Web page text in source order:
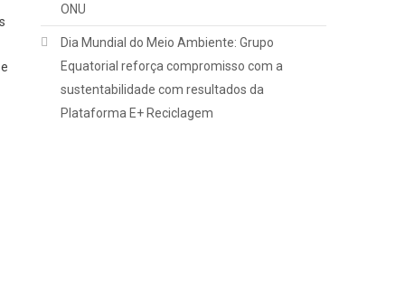
ONU
Dia Mundial do Meio Ambiente: Grupo
Equatorial reforça compromisso com a
sustentabilidade com resultados da
Plataforma E+ Reciclagem